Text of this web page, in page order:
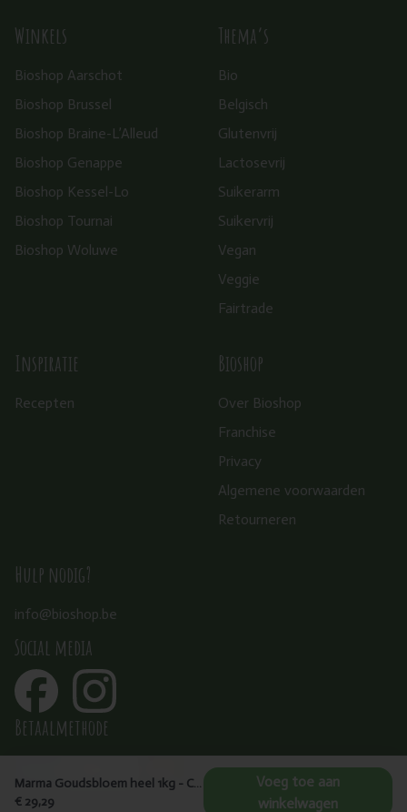
Marma Goudsbloem heel 1kg - Calendula officinalis (flores)
€ 29,29
Voeg toe aan
winkelwagen
Winkels
Bioshop Aarschot
Bioshop Brussel
Bioshop Braine-L’Alleud
Bioshop Genappe
Bioshop Kessel-Lo
Bioshop Tournai
Bioshop Woluwe
Thema’s
Bio
Belgisch
Glutenvrij
Lactosevrij
Suikerarm
Suikervrij
Vegan
Veggie
Fairtrade
Inspiratie
Recepten
Bioshop
Over Bioshop
Franchise
Privacy
Algemene voorwaarden
Retourneren
Hulp nodig?
info@bioshop.be
Social media
Betaalmethode